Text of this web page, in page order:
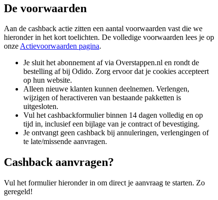
De voorwaarden
Aan de cashback actie zitten een aantal voorwaarden vast die we
hieronder in het kort toelichten. De volledige voorwaarden lees je op
onzeActievoorwaarden pagina.
Je sluit het abonnement af via Overstappen.nl en rondt de
bestelling af bij Odido. Zorg ervoor dat je cookies accepteert
op hun website.
Alleen nieuwe klanten kunnen deelnemen. Verlengen,
wijzigen of heractiveren van bestaande pakketten is
uitgesloten.
Vul het cashbackformulier binnen 14 dagen volledig en op
tijd in, inclusief een bijlage van je contract of bevestiging.
Je ontvangt geen cashback bij annuleringen, verlengingen of
te late/missende aanvragen.
Cashback aanvragen?
Vul het formulier hieronder in om direct je aanvraag te starten. Zo
geregeld!